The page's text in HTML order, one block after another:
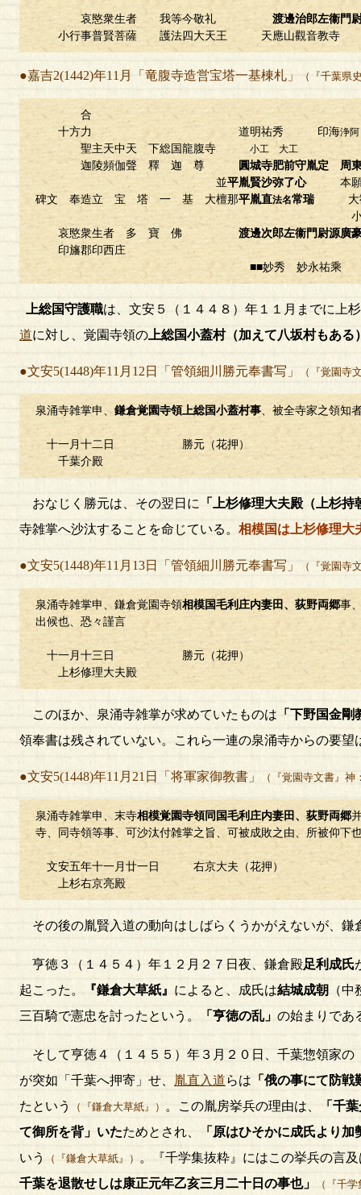
哀愍衆生者 我等今敬礼 渡邊治郎左衞門
小行事普賢菩薩 護法四大天王 天應山觀音教寺
●嘉吉2(1442)年11月「竜腹寺造営宝塔一基棟札」 （『千葉県
合
十方力 道明祐秀 印海浄阿
聖主天中天 下総国龍腹寺 小工 大工
迦陵頻伽聲 釋 迦 尊
圓城寺肥前守胤定 周
並平胤賢沙弥了心 本
碑文 奉造立 宝 塔 一 基 大檀那平胤直法名常瑞
小聖清阿弥
哀愍衆生者 多 寶 佛 渡邊次郎左衞門尉源廣
印旛郡印西庄
■■妙秀 妙永祐乘
上総国守護職は、文安５（１４４８）年１１月までに上
道に対し、覚園寺領の 上総国小蓋村（加えて八坂村もある
●文安5(1448)年11月12日「管領細川勝元奉書写」 （『覚園寺
泉涌寺雑掌申、 鎌倉覚園寺領上総国小蓋村事、被全寺家之領知
十一月十二日 勝元（花押）
千葉介殿
おなじく勝元は、その翌日に
「上杉修理大夫殿（上杉持
寺雑掌へ沙汰することを命じている。 相模国は上杉修理大
●文安5(1448)年11月13日「管領細川勝元奉書写」 （『覚園寺
泉涌寺雑掌申、鎌倉覚園寺領相模国毛利庄内妻田、荻野両郷事
出候也、恐々謹言
十一月十三日 勝元（花押）
上杉修理大夫殿
このほか、泉涌寺雑掌が求めていたものは 「下野国金
領奉書は残されていない。これら一連の泉涌寺からの要
●文安5(1448)年11月21日「将軍家御教書」 （『覚園寺文書』神
泉涌寺雑掌申、末寺相模覚園寺領同国毛利庄内妻田、荻野両郷
寺、同寺領等事、可沙汰付雑掌之旨、可被成敗之由、所被仰下
文安五年十一月廿一日 右京大夫（花押）
上杉右京亮殿
その後の胤賢入道の動向はしばらくうかがえないが、
亨徳３（１４５４）年１２月２７日夜、鎌倉殿足利成氏
起こった。
『鎌倉大草紙』 によると、成氏は結城成朝
（
三百騎で憲忠を討ったという。
「亨徳の乱」 の始まりであ
そして亨徳４（１４５５）年３月２０日、千葉惣領家の
が突如「千葉へ押寄」せ、
胤直入道らは 「俄の事にて防
たという
（『鎌倉大草紙』） 。この胤房挙兵の理由は、
「千
て御所を背」いたためとされ、
「原はひそかに成氏より加
いう
（『鎌倉大草紙』）
。『千学集抜粋』にはこの挙兵の言
千葉を退散せしは康正元年乙亥三月二十日の事也」
（『千